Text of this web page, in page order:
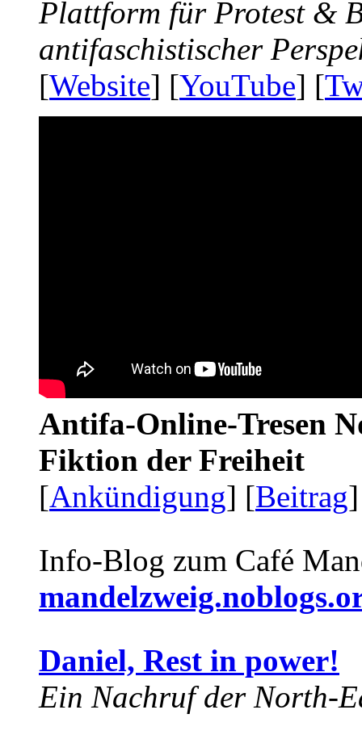
Plattform für Protest &
antifaschistischer
[Website] [YouTube] [
Antifa-Online-Tresen
Fiktion der Freiheit
[Ankündigung] [Beitrag
Info-Blog zum Café
Daniel, Rest in power!
Ein Nachruf der North-